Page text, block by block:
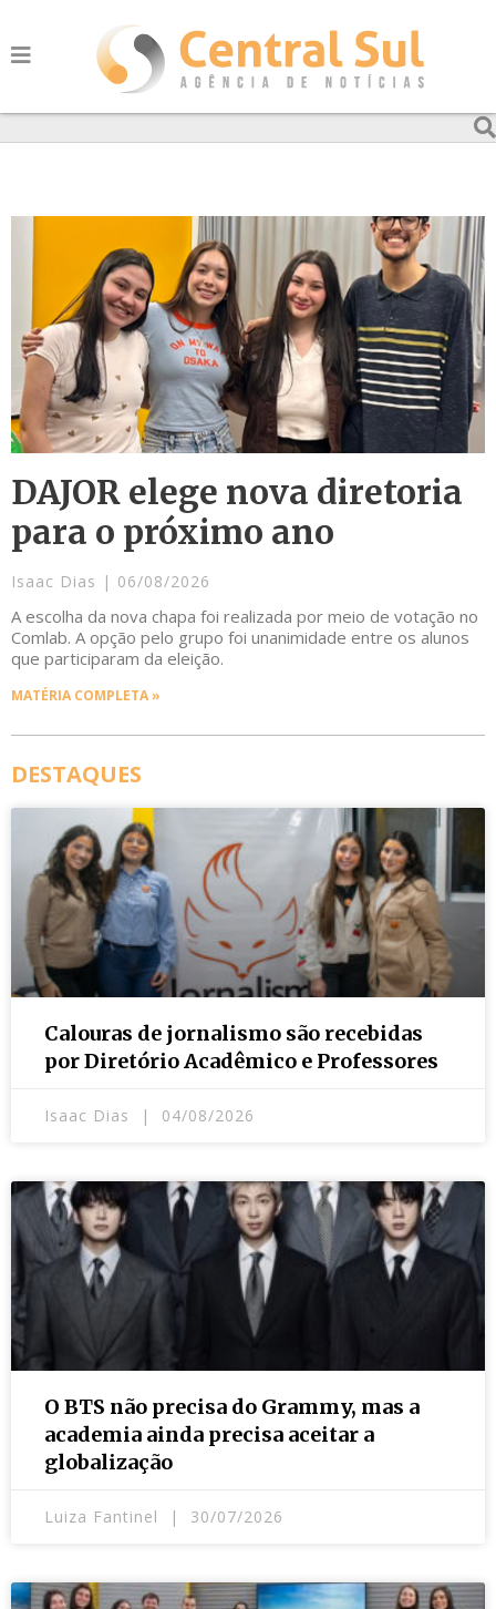
DAJOR elege nova diretoria
para o próximo ano
Isaac Dias 06/08/2026
A escolha da nova chapa foi realizada por meio de votação no
Comlab. A opção pelo grupo foi unanimidade entre os alunos
que participaram da eleição.
MATÉRIA COMPLETA »
DESTAQUES
Calouras de jornalismo são recebidas
por Diretório Acadêmico e Professores
Isaac Dias 04/08/2026
O BTS não precisa do Grammy, mas a
academia ainda precisa aceitar a
globalização
Luiza Fantinel 30/07/2026